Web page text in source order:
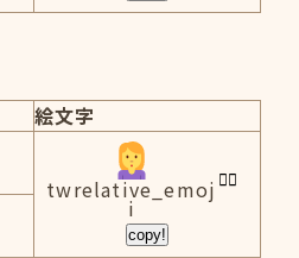
絵文字
twrelative_emoj
i
copy!